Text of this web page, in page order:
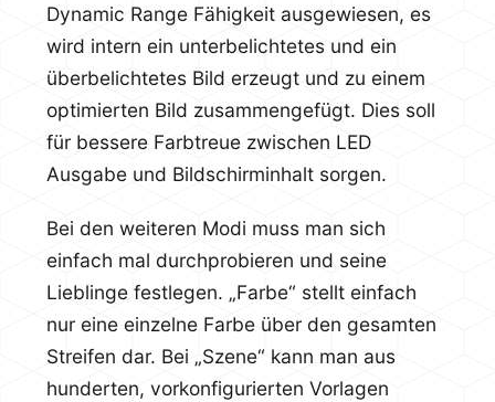
Dynamic Range Fähigkeit ausgewiesen, es
wird intern ein unterbelichtetes und ein
überbelichtetes Bild erzeugt und zu einem
optimierten Bild zusammengefügt. Dies soll
für bessere Farbtreue zwischen LED
Ausgabe und Bildschirminhalt sorgen.
Bei den weiteren Modi muss man sich
einfach mal durchprobieren und seine
Lieblinge festlegen. „Farbe“ stellt einfach
nur eine einzelne Farbe über den gesamten
Streifen dar. Bei „Szene“ kann man aus
hunderten, vorkonfigurierten Vorlagen